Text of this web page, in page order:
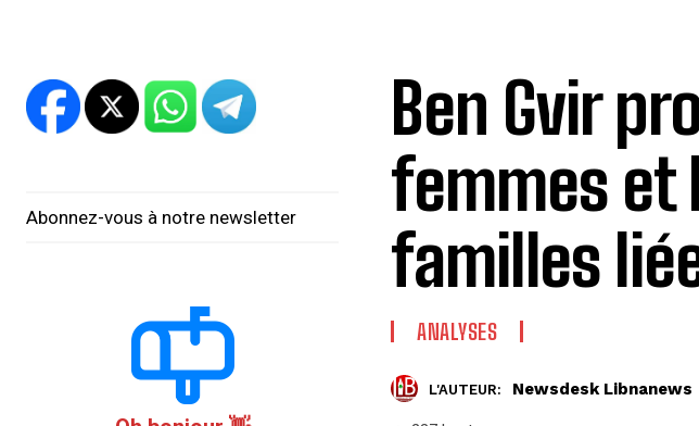
Abonnez-vous à notre newsletter
Ben Gvir
femmes et
familles
ANALYSES
L'AUTEUR: Newsdesk Libnanews